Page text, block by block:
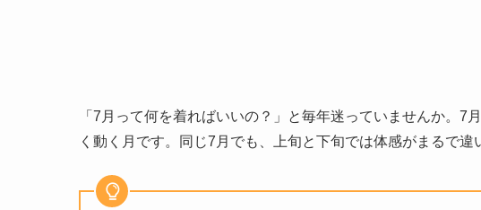
「7月って何を着ればいいの？」と毎年迷っていませんか。7
く動く月です。同じ7月でも、上旬と下旬では体感がまるで違